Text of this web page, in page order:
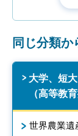
同じ分類か
大学、短
（高等教
世界農業遺